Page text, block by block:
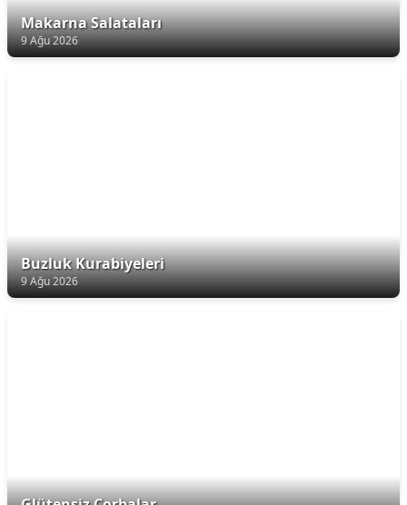
Makarna Salataları
9 Ağu 2026
Buzluk Kurabiyeleri
9 Ağu 2026